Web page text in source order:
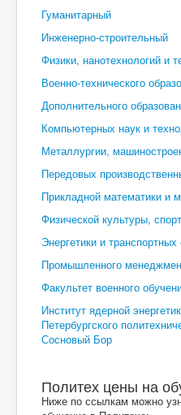
Гуманитарный
Инженерно-строительный
Физики, нанотехнологий и
Военно-технического
Дополнительного
Компьютерных наук и
Металлургии,
Передовых
Прикладной математики и
Физической культуры,
Энергетики и транспортных
Промышленного
Факультет военного
Институт ядерной
Петербургского
Сосновый Бор
Политех цены на
Ниже по ссылкам можно